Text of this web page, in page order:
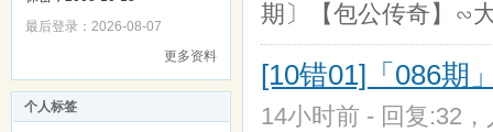
最后登录：2026-08-07
更多资料
个人标签
期〕【包公传奇】∽
[10错01]「086期
14小时前 - 回复:32